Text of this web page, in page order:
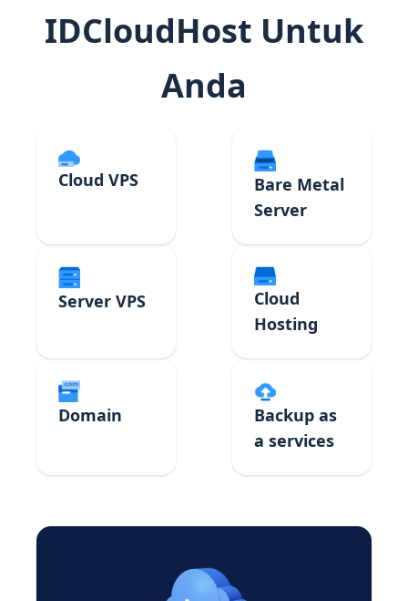
IDCloudHost Untuk
Anda
Cloud VPS
Bare Metal
Server
Server VPS
Cloud
Hosting
Domain
Backup as
a services